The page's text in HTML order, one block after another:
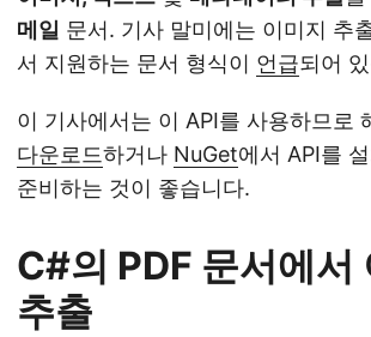
메일 문서. 기사 말미에는 이미지 추
서 지원하는 문서 형식이 언급되어
이 기사에서는 이 API를 사용하므로
다운로드하거나 NuGet에서 API를
준비하는 것이 좋습니다.
C#의 PDF 문서에서
추출